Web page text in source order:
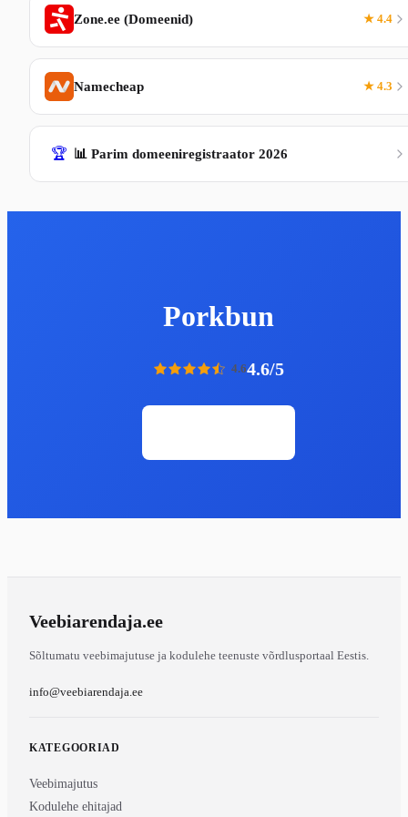
Zone.ee (Domeenid) ★ 4.4
Namecheap ★ 4.3
🏆 📊 Parim domeeniregistraator 2026
Porkbun
4.64.6/5
Veebiarendaja.ee
Sõltumatu veebimajutuse ja kodulehe teenuste võrdlusportaal Eestis.
info@veebiarendaja.ee
KATEGOORIAD
Veebimajutus
Kodulehe ehitajad